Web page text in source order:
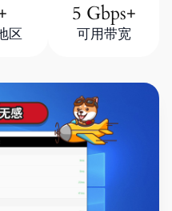
区
5 Gbps+
可用带宽